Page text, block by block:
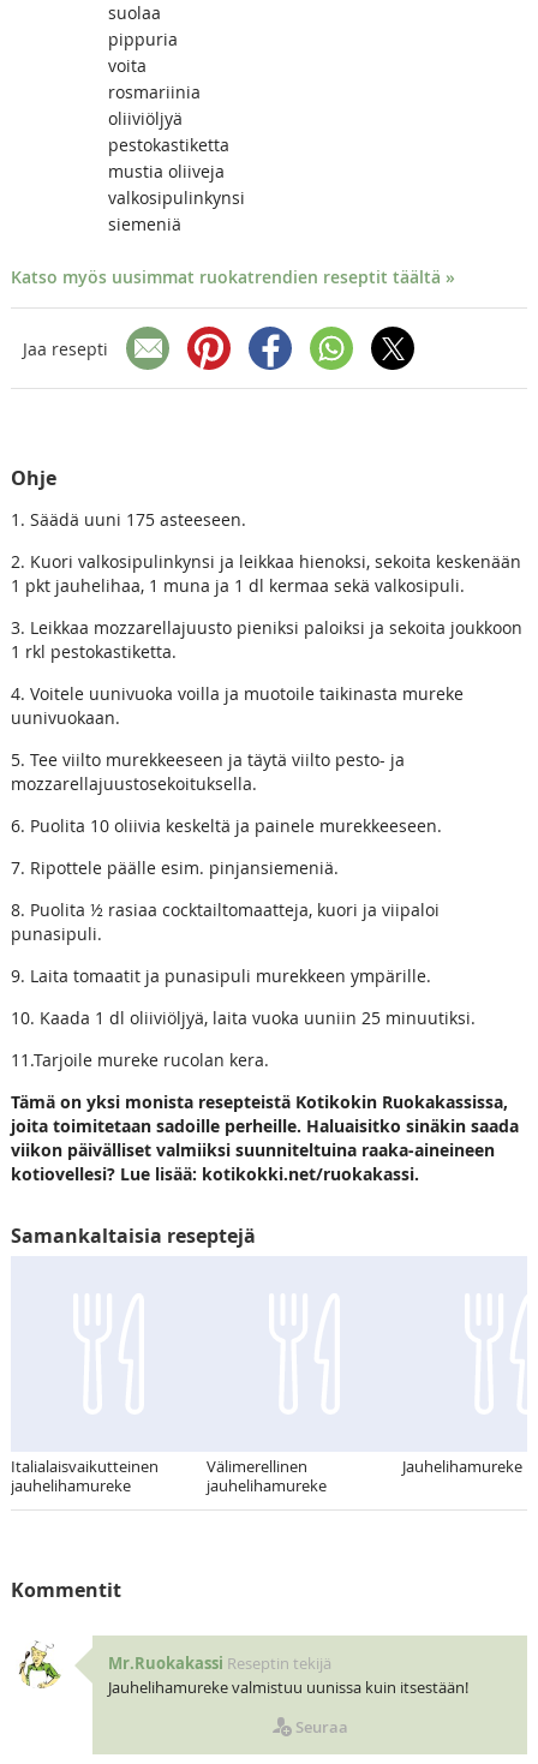
suolaa
pippuria
voita
rosmariinia
oliiviöljyä
pestokastiketta
mustia oliiveja
valkosipulinkynsi
siemeniä
Katso myös uusimmat ruokatrendien reseptit täältä »
Jaa resepti
Ohje
1. Säädä uuni 175 asteeseen.
2. Kuori valkosipulinkynsi ja leikkaa hienoksi, sekoita keskenään
1 pkt jauhelihaa, 1 muna ja 1 dl kermaa sekä valkosipuli.
3. Leikkaa mozzarellajuusto pieniksi paloiksi ja sekoita joukkoon
1 rkl pestokastiketta.
4. Voitele uunivuoka voilla ja muotoile taikinasta mureke
uunivuokaan.
5. Tee viilto murekkeeseen ja täytä viilto pesto- ja
mozzarellajuustosekoituksella.
6. Puolita 10 oliivia keskeltä ja painele murekkeeseen.
7. Ripottele päälle esim. pinjansiemeniä.
8. Puolita ½ rasiaa cocktailtomaatteja, kuori ja viipaloi
punasipuli.
9. Laita tomaatit ja punasipuli murekkeen ympärille.
10. Kaada 1 dl oliiviöljyä, laita vuoka uuniin 25 minuutiksi.
11.Tarjoile mureke rucolan kera.
Tämä on yksi monista resepteistä Kotikokin Ruokakassissa,
joita toimitetaan sadoille perheille. Haluaisitko sinäkin saada
viikon päivälliset valmiiksi suunniteltuina raaka-aineineen
kotiovellesi? Lue lisää: kotikokki.net/ruokakassi.
Samankaltaisia reseptejä
Italialaisvaikutteinen
jauhelihamureke
Välimerellinen
jauhelihamureke
Jauhelihamureke
Kommentit
Mr.Ruokakassi Reseptin tekijä
Jauhelihamureke valmistuu uunissa kuin itsestään!
Seuraa